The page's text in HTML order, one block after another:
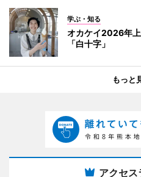
学ぶ・知る
オカケイ2026年
「白十字」
もっと
アクセ